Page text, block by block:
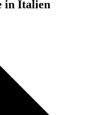
in Italien